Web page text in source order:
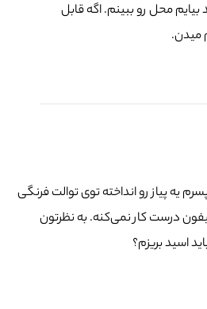
بیایم محل رو ببینم. اگه قابل
میدن.
یه پیاز رو انداخته توی توالت فرنگی
درست کار نمی‌کنه. به نظرتون
اسید بریزم؟